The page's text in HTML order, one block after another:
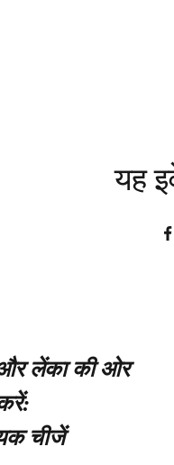
यह
लेंका की ओर
चीजें